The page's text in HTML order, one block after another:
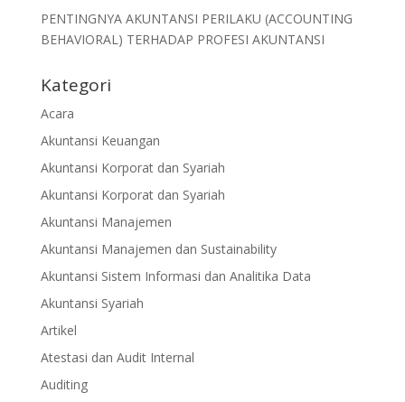
PENTINGNYA AKUNTANSI PERILAKU (ACCOUNTING
BEHAVIORAL) TERHADAP PROFESI AKUNTANSI
Kategori
Acara
Akuntansi Keuangan
Akuntansi Korporat dan Syariah
Akuntansi Korporat dan Syariah
Akuntansi Manajemen
Akuntansi Manajemen dan Sustainability
Akuntansi Sistem Informasi dan Analitika Data
Akuntansi Syariah
Artikel
Atestasi dan Audit Internal
Auditing